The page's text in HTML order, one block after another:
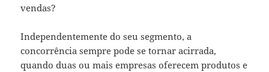
vendas?
Independentemente do seu segmento, a
concorrência sempre pode se tornar acirrada,
quando duas ou mais empresas oferecem produtos e